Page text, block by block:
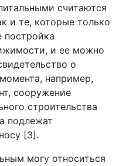
считаются
и те, которые только
постройка
и ее можно
о
например,
сооружение
строительства
подлежат
[3].
могу относиться